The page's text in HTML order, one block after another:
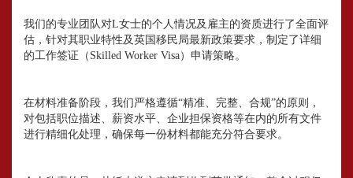
我们的专业团队对L女士的个人情况及雇主的资质进行了全面评
估，针对其职业特性及英国移民局最新政策要求，制定了详细
的工作签证（Skilled Worker Visa）申请策略。
在材料准备阶段，我们严格遵循“精准、完整、合规”的原则，
对包括职位描述、薪资水平、企业担保资格等在内的所有文件
进行精细化处理，确保每一份材料都能充分符合要求。